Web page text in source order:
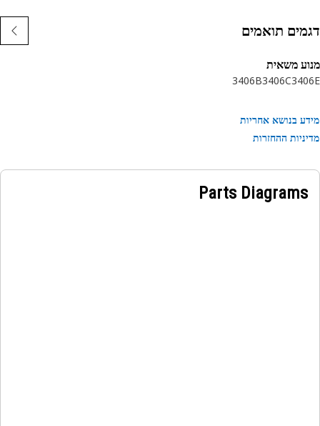
תואמים
משאית
3406C
3406B
בנושא אחריות
ההחזרות
Parts Diagrams